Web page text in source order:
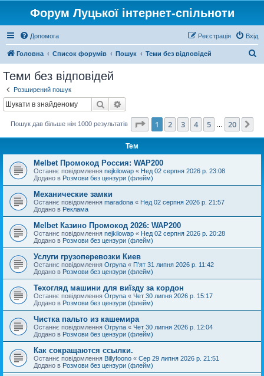
Форум Луцької інтернет-спільноти
Допомога Вхід
Реєстрація
Головна Список форумів Пошук Теми без відповідей
Теми без відповідей
Розширений пошук
Пошук
Пошук дав більше ніж 1000 результатів Сторінка 1 20
1 2 3 4 5 20
Тем
Melbet Промокод Россия: WAP200
Останнє повідомлення nejkilowap « Нед 02 серпня 2026 р. 23:08
Додано в Розмови без цензури (флейм)
Механические замки
Останнє повідомлення maradona « Нед 02 серпня 2026 р. 21:57
Додано в Реклама
Melbet Казино Промокод 2026: WAP200
Останнє повідомлення nejkilowap « Нед 02 серпня 2026 р. 20:28
Додано в Розмови без цензури (флейм)
Услуги грузоперевозки Киев
Останнє повідомлення Orpyna « П'ят 31 липня 2026 р. 11:42
Додано в Розмови без цензури (флейм)
Техогляд машини для виїзду за кордон
Останнє повідомлення Orpyna « Чет 30 липня 2026 р. 15:17
Додано в Розмови без цензури (флейм)
Чистка пальто из кашемира
Останнє повідомлення Orpyna « Чет 30 липня 2026 р. 12:04
Додано в Розмови без цензури (флейм)
Как сокращаются ссылки.
Останнє повідомлення Billyfoono « Сер 29 липня 2026 р. 21:51
Додано в Розмови без цензури (флейм)